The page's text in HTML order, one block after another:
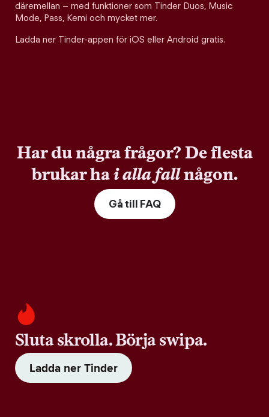
däremellan – med funktioner som Tinder Duos, Music
Mode, Pass, Kemi och mycket mer.
Ladda ner Tinder-appen för iOS eller Android gratis.
Har du några frågor? De flesta
brukar hai alla fallnågon.
Gå till FAQ
Sluta skrolla. Börja swipa.
Ladda ner Tinder